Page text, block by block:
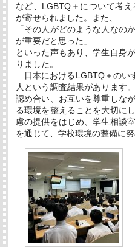
など、LGBTQ＋について考
が寄せられました。また、
「その人がどのような人なの
が重要だと思った」
といった声もあり、学生自身
りました。
日本におけるLGBTQ＋のい
人という調査結果があります
認め合い、お互いを尊重しな
る環境を整えることを大切に
慮の提供をはじめ、学生相談
を通じて、学校環境の整備に努